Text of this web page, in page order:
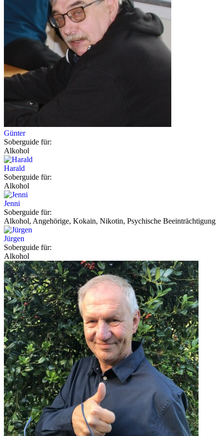
Günter
Soberguide für:
Alkohol
Harald
Soberguide für:
Alkohol
Jenni
Soberguide für:
Alkohol, Angehörige, Kokain, Nikotin, Psychische Beeinträchtigung
Jürgen
Soberguide für:
Alkohol